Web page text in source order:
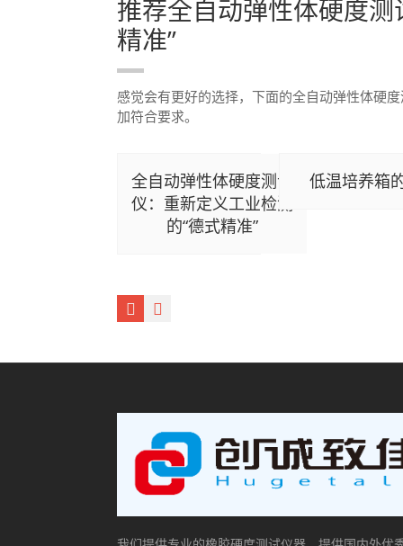
推荐全自动弹性体硬度
精准”
感觉会有更好的选择，下面的全自动弹性体硬
加符合要求。
全自动弹性体硬度测试
仪：重新定义工业检测
的“德式精准”
低温培养箱